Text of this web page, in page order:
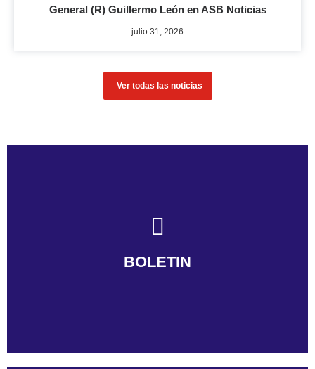
General (R) Guillermo León en ASB Noticias
julio 31, 2026
Ver todas las noticias
BOLETIN